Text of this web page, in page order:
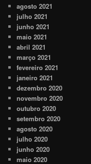
agosto 2021
julho 2021
junho 2021
maio 2021
abril 2021
março 2021
fevereiro 2021
janeiro 2021
dezembro 2020
novembro 2020
outubro 2020
setembro 2020
agosto 2020
julho 2020
junho 2020
maio 2020